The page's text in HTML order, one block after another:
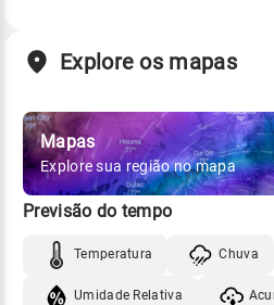
Explore os mapas
Mapas
Explore sua região no mapa
Previsão do tempo
Temperatura Chuva
Umidade Relativa